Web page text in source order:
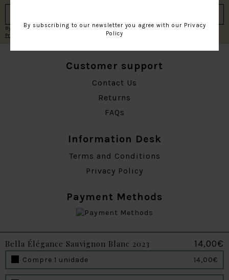
Bella Élégance Sauvignon Blanc 2023 14,00€
Compre 1 unidade 14,00€
By subscribing to our newsletter you agree with our
Privacy Policy
Customer support
Contact Us
Returns
FAQs
Information Desk
Terms and Conditions
Privacy Policy
Payment Methods
Follow us
By subscribing to our newsletter you agree with our Privacy
Policy